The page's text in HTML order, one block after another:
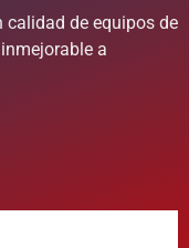
calidad de equipos de
a